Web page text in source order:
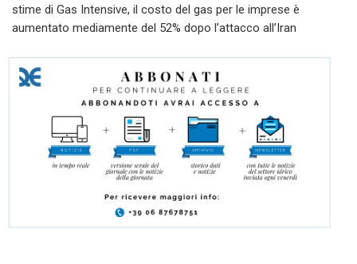
stime di Gas Intensive, il costo del gas per le imprese è
aumentato mediamente del 52% dopo l’attacco all’Iran